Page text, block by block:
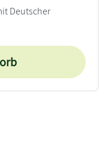
Deutscher